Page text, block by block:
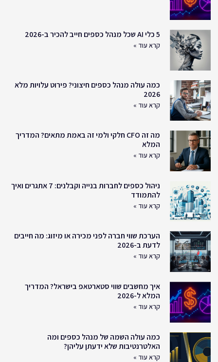
5 כלי AI שכל מנהל כספים חייב להכיר ב-2026
קרא עוד »
כמה עולה מנהל כספים חיצוני? פירוט עלויות מלא
2026
קרא עוד »
מה זה CFO חלקי ולמי זה באמת מתאים? המדריך
המלא
קרא עוד »
ניהול כספים לחברות בנייה וקבלנים: 7 אתגרים ואיך
להתמודד
קרא עוד »
הערכת שווי חברה לפני מכירה או מיזוג: מה חייבים
לדעת ב-2026
קרא עוד »
איך מחשבים שווי סטארטאפ בישראל? המדריך
המלא ל-2026
קרא עוד »
כמה עולה השמה של מנהל כספים ומה
האלטרנטיבות שלא ידעתן עליהן?
קרא עוד »